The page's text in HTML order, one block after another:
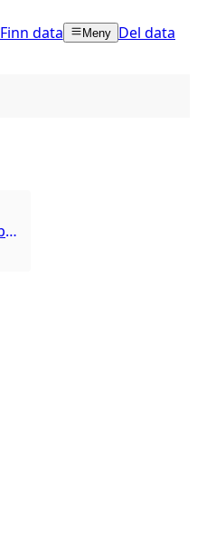
Finn data Meny Del data
https://kommunekart.com/klient/sandnes/publikum?urlid=a610ff43-869b-40c1-bacb-1dcf56855d1e